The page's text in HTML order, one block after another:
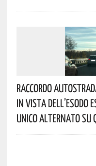
Raccordo
In Vista Dell’esodo
Unico Alternato Su